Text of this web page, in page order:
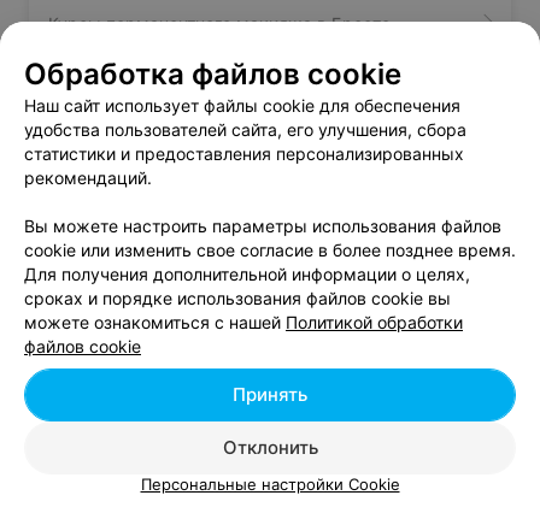
Курсы перманентного макияжа в Бресте
Курсы массажа в Бресте
Курсы депиляции в Бресте
Добавить компанию
Добавить специалиста
Обработка файлов cookie
Наш сайт использует файлы cookie для обеспечения
удобства пользователей сайта, его улучшения, сбора
статистики и предоставления персонализированных
рекомендаций.
Вы можете настроить параметры использования файлов
cookie или изменить свое согласие в более позднее время.
Для получения дополнительной информации о целях,
сроках и порядке использования файлов cookie вы
можете ознакомиться с нашей Политикой обработки
файлов cookie
Отклонить
Принять
Персональные настройки Cookie